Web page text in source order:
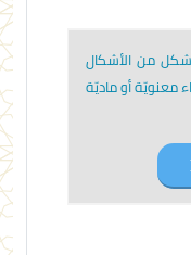
شكل من الأشكال
معنويّة أو ماديّة